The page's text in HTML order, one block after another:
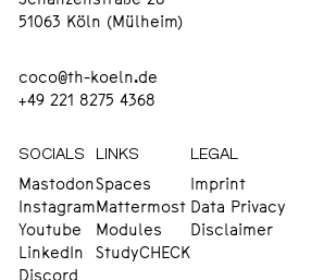
51063 Köln (Mülheim)
SOCIALS
Mastodon
Instagram
Youtube
LinkedIn
LINKS
Spaces
Mattermost
Modules
StudyCHECK
LEGAL
Imprint
Data Privacy
Disclaimer
coco@th-koeln.de
+49 221 8275 4368